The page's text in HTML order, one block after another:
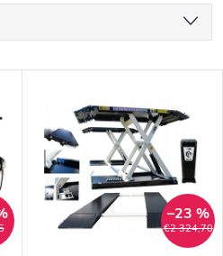
€2 324,70
–23 %